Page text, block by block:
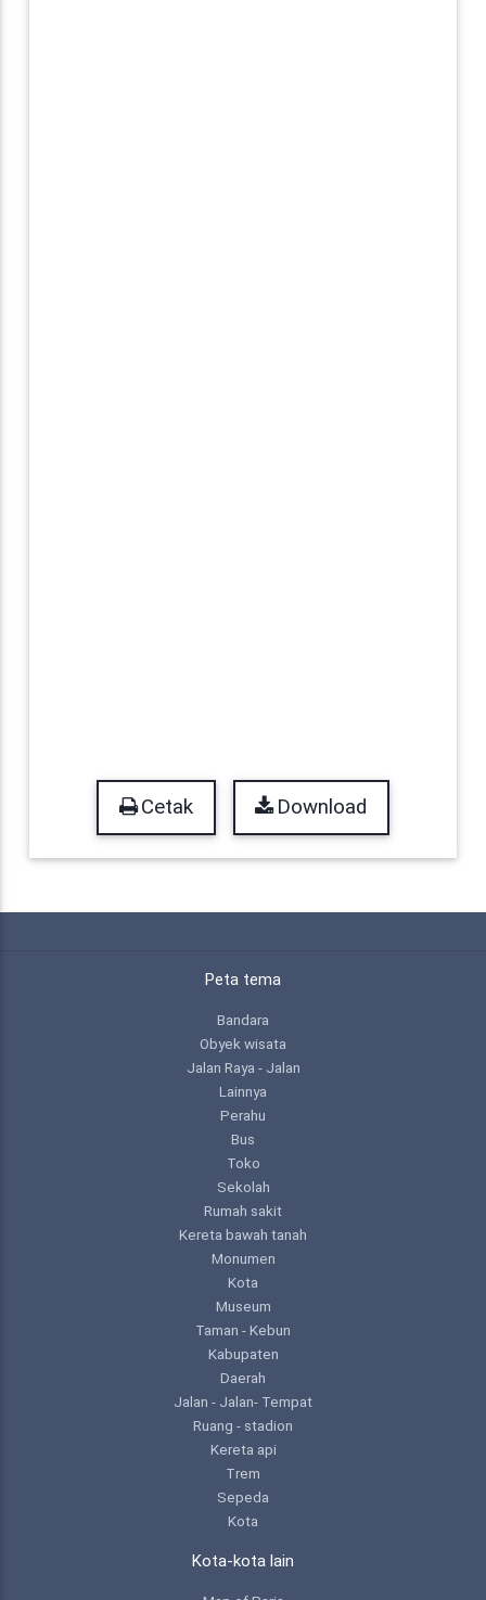
Cetak Download
Peta tema
Bandara
Obyek wisata
Jalan Raya - Jalan
Lainnya
Perahu
Bus
Toko
Sekolah
Rumah sakit
Kereta bawah tanah
Monumen
Kota
Museum
Taman - Kebun
Kabupaten
Daerah
Jalan - Jalan- Tempat
Ruang - stadion
Kereta api
Trem
Sepeda
Kota
Kota-kota lain